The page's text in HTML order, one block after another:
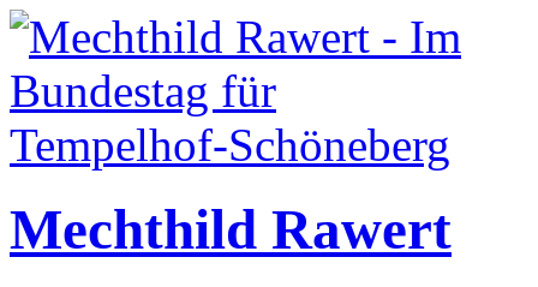
Mechthild Rawert